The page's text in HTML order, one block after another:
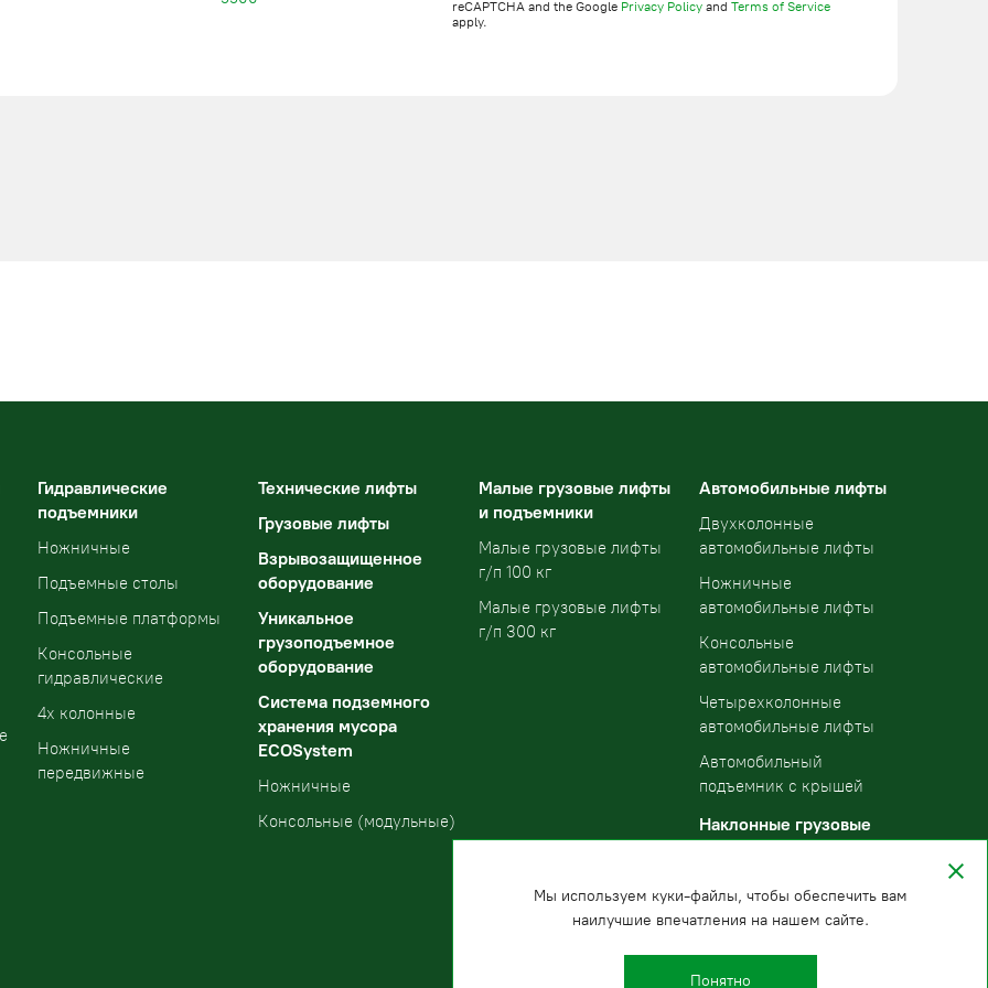
reCAPTCHA and the Google Privacy Policy and Terms of Service
apply.
Гидравлические
подъемники
Ножничные
Подъемные столы
Подъемные платформы
Консольные
гидравлические
4х колонные
Ножничные
передвижные
Технические лифты
Грузовые лифты
Взрывозащищенное
оборудование
Уникальное
грузоподъемное
оборудование
Система подземного
хранения мусора
ECOSystem
Ножничные
Консольные (модульные)
Малые грузовые лифты
и подъемники
Малые грузовые лифты
г/п 100 кг
Малые грузовые лифты
г/п 300 кг
Автомобильные лифты
Двухколонные
автомобильные лифты
Ножничные
автомобильные лифты
Консольные
автомобильные лифты
Четырехколонные
автомобильные лифты
Автомобильный
подъемник с крышей
Наклонные грузовые
Мы используем куки-файлы, чтобы обеспечить вам
наилучшие впечатления на нашем сайте.
Понятно